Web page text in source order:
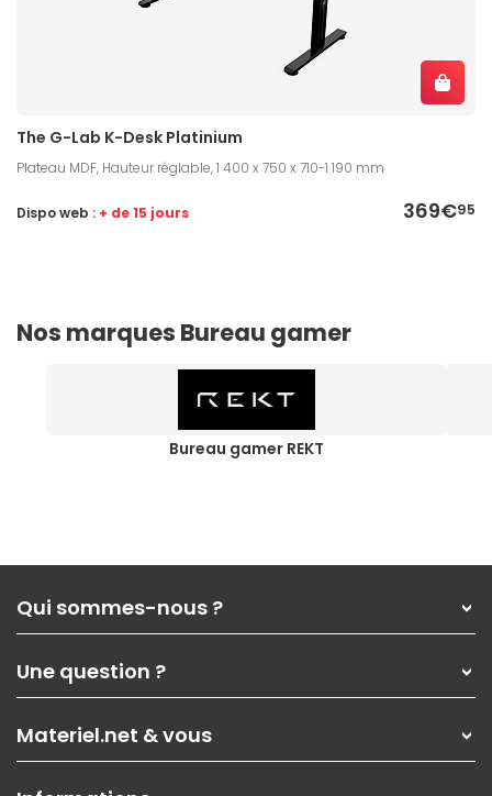
The G-Lab K-Desk Platinium
Plateau MDF, Hauteur réglable, 1 400 x 750 x 710-1 190 mm
369€95
Dispo web : + de 15 jours
Nos marques Bureau gamer
Bureau gamer REKT
Qui sommes-nous ?
Nos services
Les magasins Materiel.net
Nos solutions pour les pros
Contactez-nous
Une question ?
Paiement, livraison
Garanties,Pack Zen
SAV, demander un retour
Materiel.net & vous